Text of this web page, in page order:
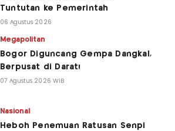
Tuntutan ke Pemerintah
06 Agustus 2026
Megapolitan
Bogor Diguncang Gempa Dangkal,
Berpusat di Darat!
07 Agustus 2026 WIB
Nasional
Heboh Penemuan Ratusan Senpi